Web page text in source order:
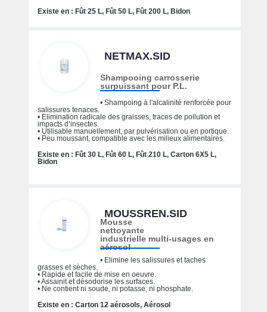
Existe en : Fût 25 L, Fût 50 L, Fût 200 L, Bidon
NETMAX.SID
Shampooing carrosserie
surpuissant pour P.L.
• Shampoing à l'alcalinité renforcée pour
salissures tenaces.
• Elimination radicale des graisses, traces de pollution et
impacts d’insectes.
• Utilisable manuellement, par pulvérisation ou en portique.
• Peu moussant, compatible avec les milieux alimentaires.
Existe en : Fût 30 L, Fût 60 L, Fût 210 L, Carton 6X5 L,
Bidon
MOUSSREN.SID
Mousse
nettoyante
industrielle multi-usages en
aérosol
• Elimine les salissures et taches
grasses et sèches.
• Rapide et facile de mise en oeuvre.
• Assainit et désodorise les surfaces.
• Ne contient ni soude, ni potasse, ni phosphate.
Existe en : Carton 12 aérosols, Aérosol